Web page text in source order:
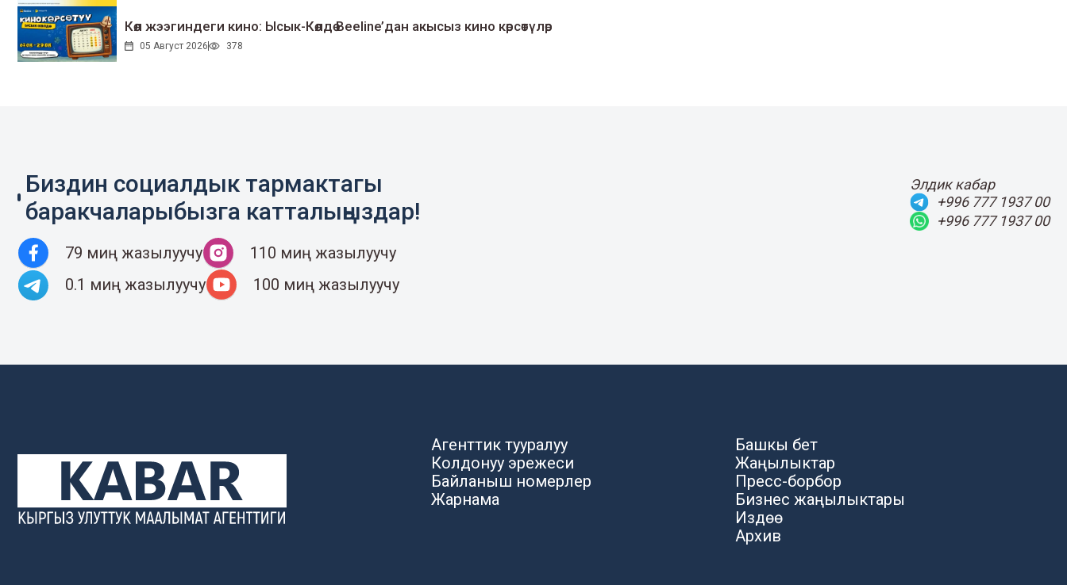
Көл жээгиндеги кино: Ысык-Көлдө Beeline’дан акысыз кино көрсөтүлөр
05 Август 2026 378
Биздин социалдык тармактагы
баракчаларыбызга катталыңыздар!
79 миң жазылуучу
110 миң жазылуучу
0.1 миң жазылуучу
100 миң жазылуучу
Элдик кабар
+996 777 1937 00
+996 777 1937 00
Агенттик тууралуу
Колдонуу эрежеси
Байланыш номерлер
Жарнама
Башкы бет
Жаңылыктар
Пресс-борбор
Бизнес жаңылыктары
Издөө
Архив